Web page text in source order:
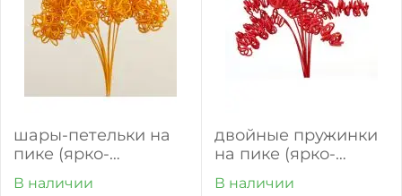
шары-петельки на
пике (ярко-
оранжевый)
В наличии
двойные пружинки
на пике (ярко-
красный)
В наличии